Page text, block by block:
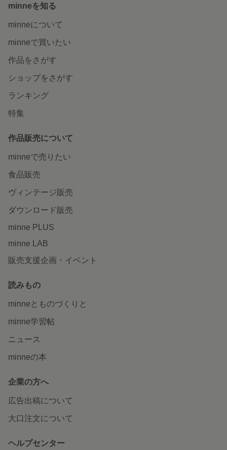
minneを知る
minneについて
minneで買いたい
作品をさがす
ショップをさがす
ランキング
特集
作品販売について
minneで売りたい
食品販売
ヴィンテージ販売
ダウンロード販売
minne PLUS
minne LAB
販売支援企画・イベント
読みもの
minneとものづくりと
minne学習帖
ニュース
minneの本
企業の方へ
広告出稿について
大口注文について
ヘルプセンター